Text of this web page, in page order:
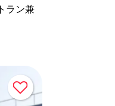
ラン兼